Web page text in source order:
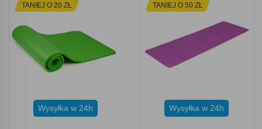
TANIEJ O 20 ZŁ
Wysyłka w 24h
TANIEJ O 50 ZŁ
Wysyłka w 24h